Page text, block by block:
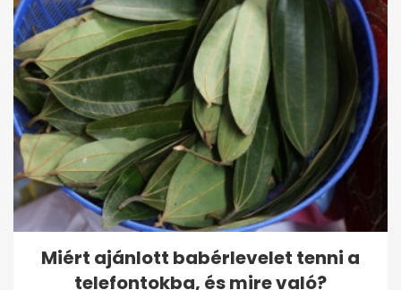
Miért ajánlott babérlevelet tenni a
telefontokba, és mire való?